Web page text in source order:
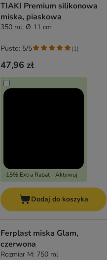
TIAKI Premium silikonowa
miska, piaskowa
350 ml, Ø 11 cm
47,96 zł
-15% Extra Rabat - Aktywuj
Pusto: 5/5 (1)
Dodaj do koszyka
Ferplast miska Glam,
czerwona
Rozmiar M: 750 ml